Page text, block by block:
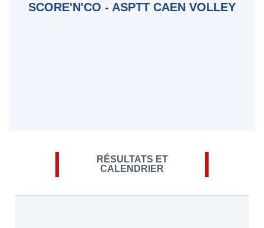
SCORE'N'CO - ASPTT CAEN VOLLEY
RÉSULTATS ET
CALENDRIER